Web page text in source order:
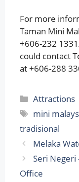
For more
Taman Mini
+606-232
could contact
at +606-288
Categories
Attractions
Tags
mini
tradisional
Melaka
Seri Negeri
Office